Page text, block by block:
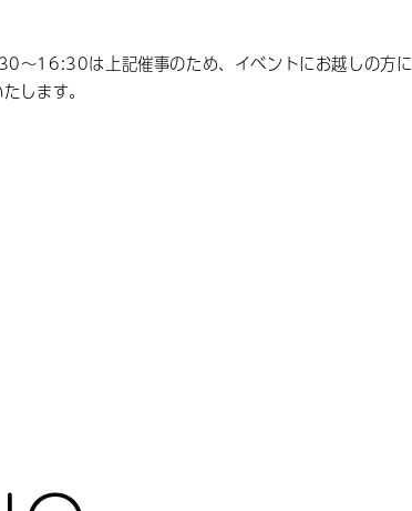
～16:30は上記催事のため、イベントにお越しの方に
します。